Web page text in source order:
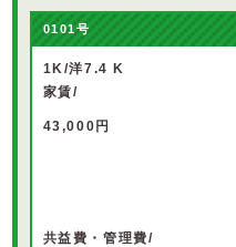
0101号
1K/洋7.4 K
家賃/
43,000円
共益費・管理費/